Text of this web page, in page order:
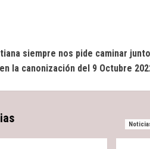
siempre nos pide caminar
la canonización del 9 Octubre